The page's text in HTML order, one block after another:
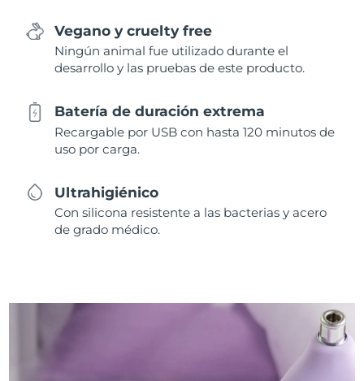
Vegano y cruelty free
Ningún animal fue utilizado durante el
desarrollo y las pruebas de este producto.
Batería de duración extrema
Recargable por USB con hasta 120 minutos de
uso por carga.
Ultrahigiénico
Con silicona resistente a las bacterias y acero
de grado médico.